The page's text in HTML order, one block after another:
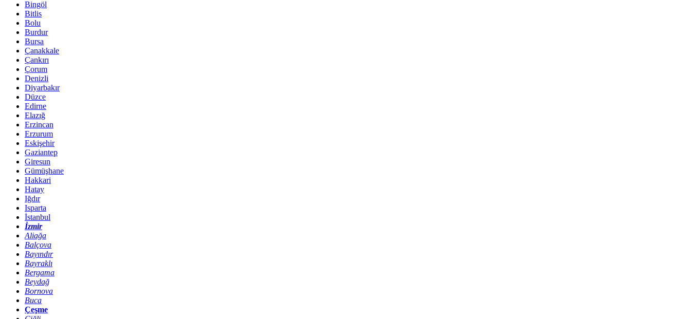
Bingöl
Bitlis
Bolu
Burdur
Bursa
Çanakkale
Çankırı
Çorum
Denizli
Diyarbakır
Düzce
Edirne
Elazığ
Erzincan
Erzurum
Eskişehir
Gaziantep
Giresun
Gümüşhane
Hakkari
Hatay
Iğdır
Isparta
İstanbul
İzmir
Aliağa
Balçova
Bayındır
Bayraklı
Bergama
Beydağ
Bornova
Buca
Çeşme